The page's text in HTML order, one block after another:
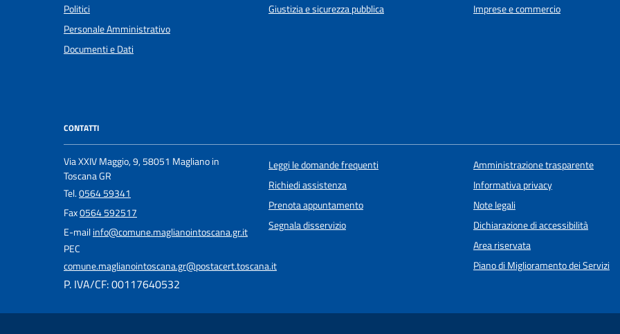
Politici
Personale Amministrativo
Documenti e Dati
Giustizia e sicurezza pubblica
Imprese e commercio
CONTATTI
Via XXIV Maggio, 9, 58051 Magliano in
Toscana GR
Tel.0564 59341
Fax0564 592517
E-mailinfo@comune.maglianointoscana.gr.it
PEC
comune.maglianointoscana.gr@postacert.toscana.it
P. IVA/CF: 00117640532
Leggi le domande frequenti
Richiedi assistenza
Prenota appuntamento
Segnala disservizio
Amministrazione trasparente
Informativa privacy
Note legali
Dichiarazione di accessibilità
Area riservata
Piano di Miglioramento dei Servizi